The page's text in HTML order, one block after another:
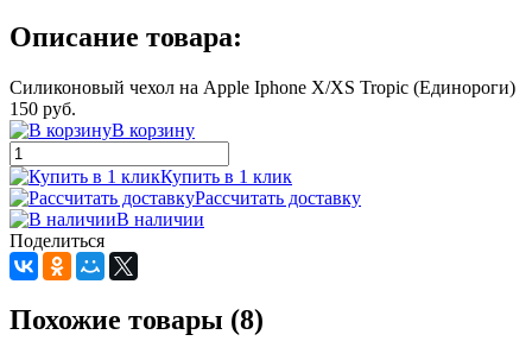
Описание товара:
Силиконовый чехол на Apple Iphone X/XS Tropic (Единороги)
150 руб.
В корзину
Купить в 1 клик
Рассчитать доставку
В наличии
Поделиться
Похожие товары (8)